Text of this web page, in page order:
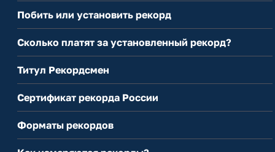
Побить или установить рекорд
Сколько платят за установленный рекорд?
Титул Рекордсмен
Сертификат рекорда России
Форматы рекордов